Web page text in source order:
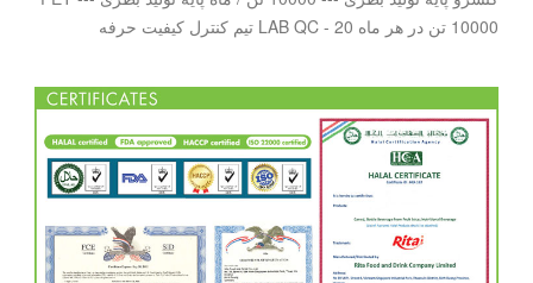
10000 تن در هر ماه LAB QC - 20 تیم کنترل کیفیت حرفه